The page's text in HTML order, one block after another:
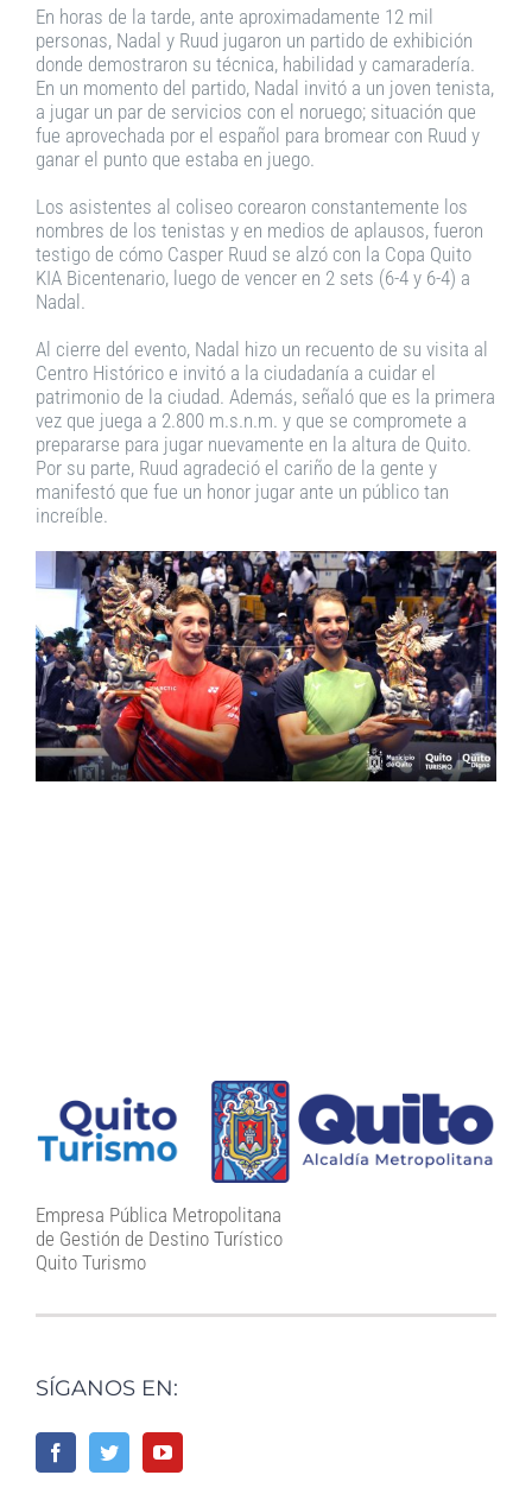
En horas de la tarde, ante aproximadamente 12 mil
personas, Nadal y Ruud jugaron un partido de exhibición
donde demostraron su técnica, habilidad y camaradería.
En un momento del partido, Nadal invitó a un joven tenista,
a jugar un par de servicios con el noruego; situación que
fue aprovechada por el español para bromear con Ruud y
ganar el punto que estaba en juego.
Los asistentes al coliseo corearon constantemente los
nombres de los tenistas y en medios de aplausos, fueron
testigo de cómo Casper Ruud se alzó con la Copa Quito
KIA Bicentenario, luego de vencer en 2 sets (6-4 y 6-4) a
Nadal.
Al cierre del evento, Nadal hizo un recuento de su visita al
Centro Histórico e invitó a la ciudadanía a cuidar el
patrimonio de la ciudad. Además, señaló que es la primera
vez que juega a 2.800 m.s.n.m. y que se compromete a
prepararse para jugar nuevamente en la altura de Quito.
Por su parte, Ruud agradeció el cariño de la gente y
manifestó que fue un honor jugar ante un público tan
increíble.
Empresa Pública Metropolitana
de Gestión de Destino Turístico
Quito Turismo
SÍGANOS EN: